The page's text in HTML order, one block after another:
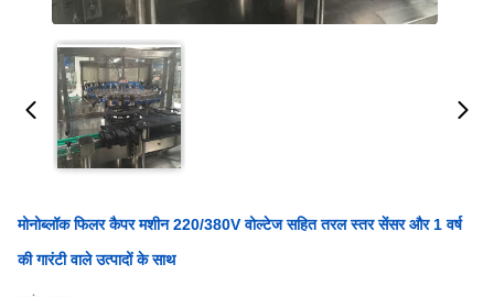
मोनोब्लॉक फिलर कैपर मशीन 220/380V वोल्टेज सहित तरल स्तर सेंसर और 1 वर्ष
की गारंटी वाले उत्पादों के साथ